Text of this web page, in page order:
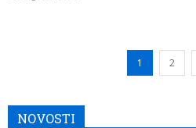
1 2
NOVOSTI